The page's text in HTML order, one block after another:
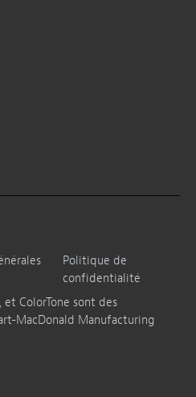
Politique de
confidentialité
et ColorTone sont des
MacDonald Manufacturing